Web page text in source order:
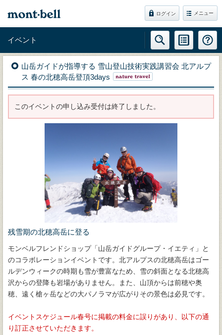
ログイン メニュー
イベント
山岳ガイドが指導する 雪山登山技術実践講習会 北アルプ
ス 春の北穂高岳登頂3days
このイベントの申し込み受付は終了しました。
残雪期の北穂高岳に登る
モンベルフレンドショップ「山岳ガイドグループ・イエティ」と
のコラボレーションイベントです。北アルプスの北穂高岳はゴー
ルデンウィークの時期も雪が豊富なため、雪の斜面となる北穂高
沢からの登降も岩場がありません。また、山頂からは前穂や奥
穂、遠く槍ヶ岳などの大パノラマが広がりその景色は必見です。
イベントスケジュール春号に掲載の料金に誤りがあり、以下の通
り訂正させていただきます。